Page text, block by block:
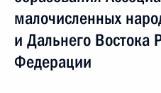
малочисленных
и Дальнего Востока
Федерации